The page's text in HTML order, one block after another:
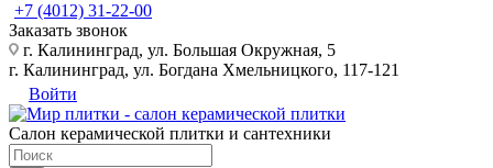
+7 (4012) 31-22-00
Заказать звонок
г. Калининград, ул. Большая Окружная, 5
г. Калининград, ул. Богдана Хмельницкого, 117-121
Войти
Салон керамической плитки и сантехники